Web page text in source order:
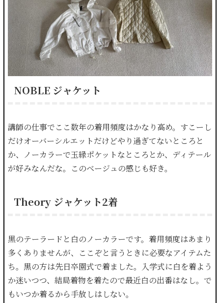
NOBLE ジャケット
講師の仕事でここ数年の着用頻度はかなり高め。すこーし
だけオーバーシルエットだけどやり過ぎてないところと
か、ノーカラーで玉縁ポケットなところとか、ディテール
が好みなんだな。このベージュの感じも好き。
Theory ジャケット2着
黒のテーラードと白のノーカラーです。着用頻度はあまり
多くありませんが、ここぞと言うときに必要なアイテムた
ち。黒の方は先日卒園式で着ました。入学式に白を着よう
か迷いつつ、結局着物を着たので最近白の出番はなし。で
もいつか着るから手放しはしない。